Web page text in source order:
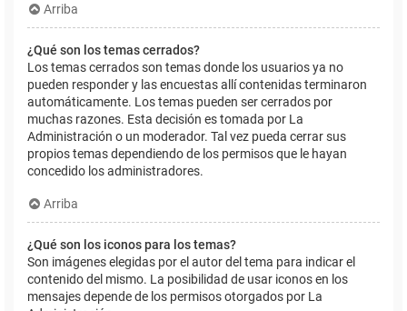
Arriba
¿Qué son los temas cerrados?
Los temas cerrados son temas donde los usuarios ya no
pueden responder y las encuestas allí contenidas terminaron
automáticamente. Los temas pueden ser cerrados por
muchas razones. Esta decisión es tomada por La
Administración o un moderador. Tal vez pueda cerrar sus
propios temas dependiendo de los permisos que le hayan
concedido los administradores.
Arriba
¿Qué son los iconos para los temas?
Son imágenes elegidas por el autor del tema para indicar el
contenido del mismo. La posibilidad de usar iconos en los
mensajes depende de los permisos otorgados por La